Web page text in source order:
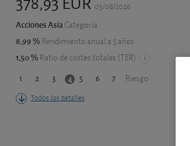
05/08/2026
Acciones AsiaCategoría
8,99 % Rendimiento anual a 5 años
1,50 % Ratio de costes totales (TER)
1 2 3 4 5 6 7 Riesgo
Todos los detalles